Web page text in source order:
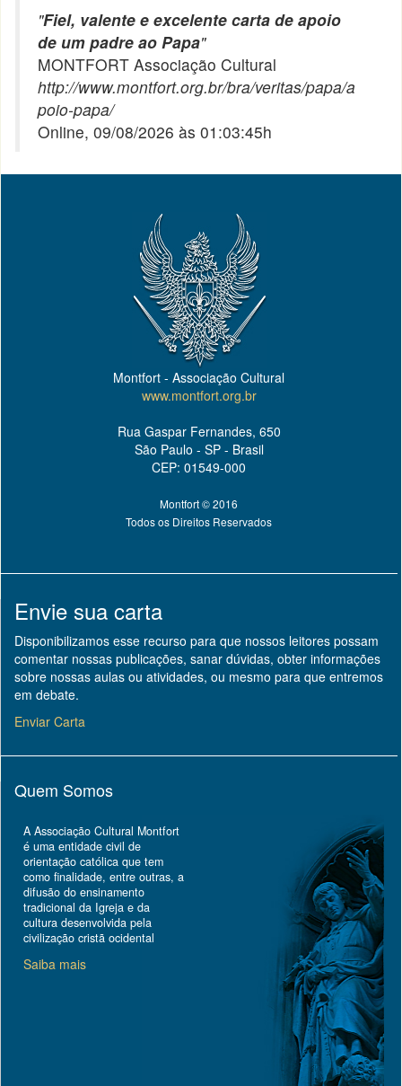
"Fiel, valente e excelente carta de apoio
de um padre ao Papa"
MONTFORT Associação Cultural
http://www.montfort.org.br/bra/veritas/papa/a
poio-papa/
Online, 09/08/2026 às 01:03:45h
Montfort - Associação Cultural
www.montfort.org.br
Rua Gaspar Fernandes, 650
São Paulo - SP - Brasil
CEP: 01549-000
Montfort © 2016
Todos os Direitos Reservados
Envie sua carta
Disponibilizamos esse recurso para que nossos leitores possam
comentar nossas publicações, sanar dúvidas, obter informações
sobre nossas aulas ou atividades, ou mesmo para que entremos
em debate.
Enviar Carta
Quem Somos
A Associação Cultural Montfort
é uma entidade civil de
orientação católica que tem
como finalidade, entre outras, a
difusão do ensinamento
tradicional da Igreja e da
cultura desenvolvida pela
civilização cristã ocidental
Saiba mais